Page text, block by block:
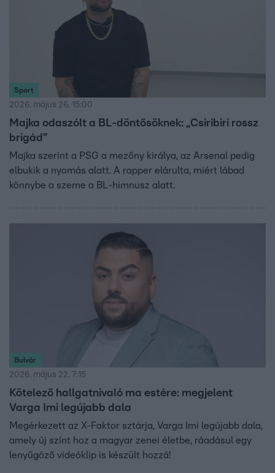
Sport
2026. május 26. 15:00
Majka odaszólt a BL-döntősöknek: „Csiribiri rossz
brigád”
Majka szerint a PSG a mezőny királya, az Arsenal pedig
elbukik a nyomás alatt. A rapper elárulta, miért lábad
könnybe a szeme a BL-himnusz alatt.
Bulvár
2026. május 22. 7:15
Kötelező hallgatnivaló ma estére: megjelent
Varga Imi legújabb dala
Megérkezett az X-Faktor sztárja, Varga Imi legújabb dala,
amely új színt hoz a magyar zenei életbe, ráadásul egy
lenyűgöző videóklip is készült hozzá!